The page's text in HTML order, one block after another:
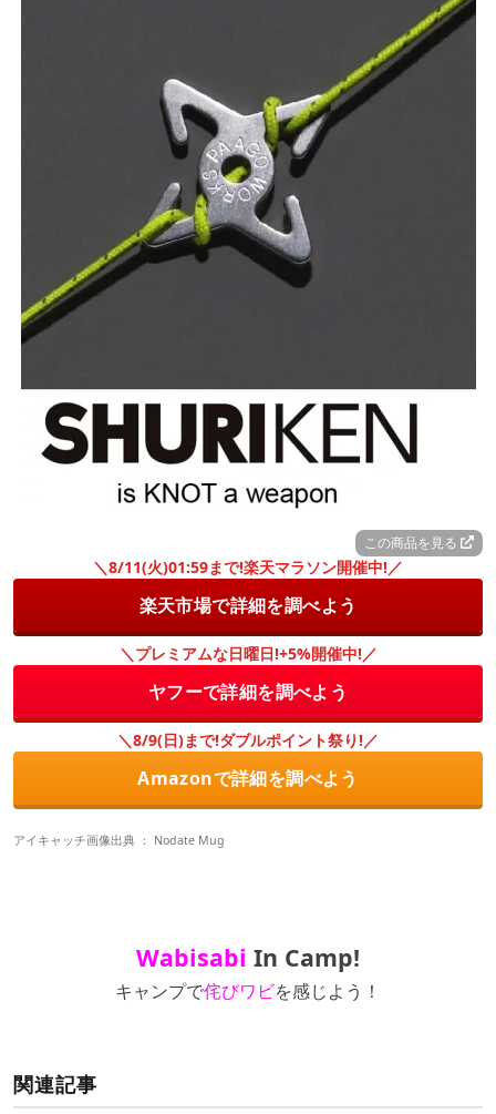
この商品を見る
＼8/11(火)01:59まで!楽天マラソン開催中!／
楽天市場で詳細を調べよう
＼プレミアムな日曜日!+5%開催中!／
ヤフーで詳細を調べよう
＼8/9(日)まで!ダブルポイント祭り!／
Amazonで詳細を調べよう
アイキャッチ画像出典 ： Nodate Mug
Wabisabi In Camp!
キャンプで侘びワビを感じよう！
関連記事